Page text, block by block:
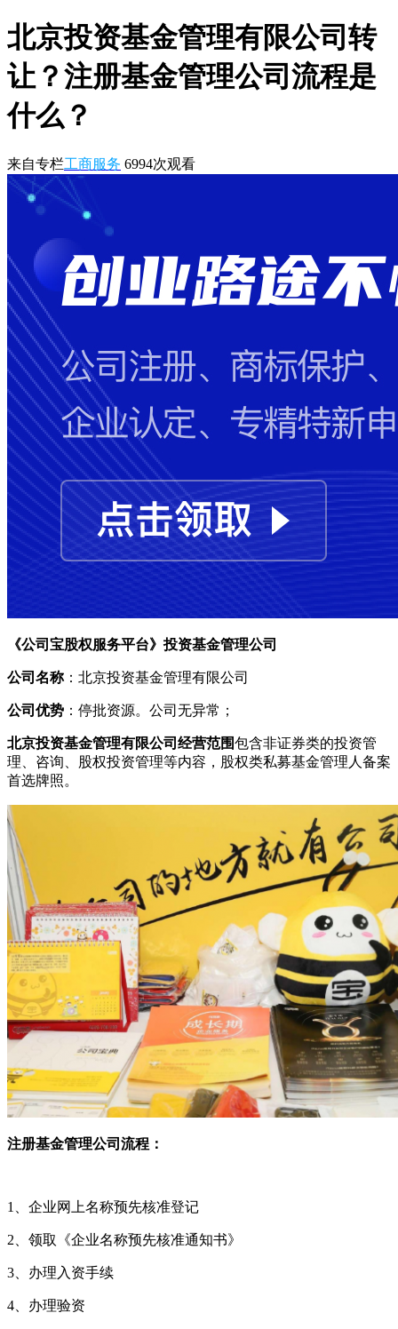
北京投资基金管理有限公司转
让？注册基金管理公司流程是
什么？
来自专栏工商服务 6994次观看
《公司宝股权服务平台》投资基金管理公司
公司名称：北京投资基金管理有限公司
公司优势 ：停批资源。公司无异常；
北京投资基金管理有限公司经营范围包含非证券类的投资管
理、咨询、股权投资管理等内容，股权类私募基金管理人备案
首选牌照。
注册基金管理公司流程：
1、企业网上名称预先核准登记
2、领取《企业名称预先核准通知书》
3、办理入资手续
4、办理验资